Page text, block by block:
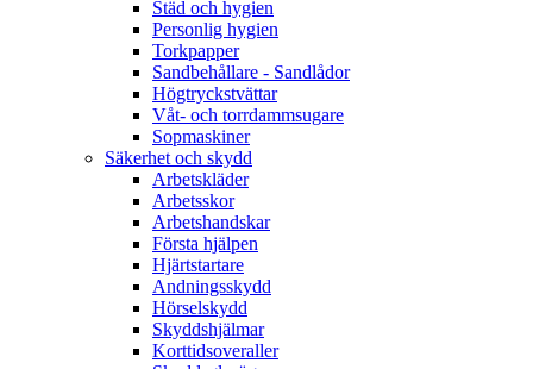
Städ och hygien
Personlig hygien
Torkpapper
Sandbehållare - Sandlådor
Högtryckstvättar
Våt- och torrdammsugare
Sopmaskiner
Säkerhet och skydd
Arbetskläder
Arbetsskor
Arbetshandskar
Första hjälpen
Hjärtstartare
Andningsskydd
Hörselskydd
Skyddshjälmar
Korttidsoveraller